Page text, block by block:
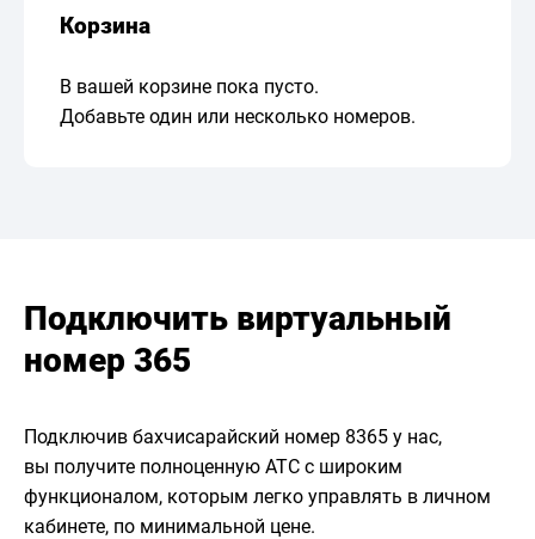
Корзина
В вашей корзине пока пусто.
Добавьте один или несколько номеров.
Подключить виртуальный
номер 365
Подключив бахчисарайский номер 8365 у нас,
вы получите полноценную АТС с широким
функционалом, которым легко управлять в личном
кабинете, по минимальной цене.